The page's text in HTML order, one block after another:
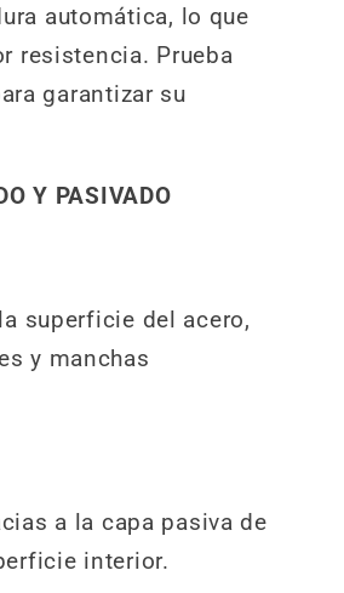
automática, lo que
resistencia. Prueba
garantizar su
Y PASIVADO
superficie del acero,
y manchas
a la capa pasiva de
interior.